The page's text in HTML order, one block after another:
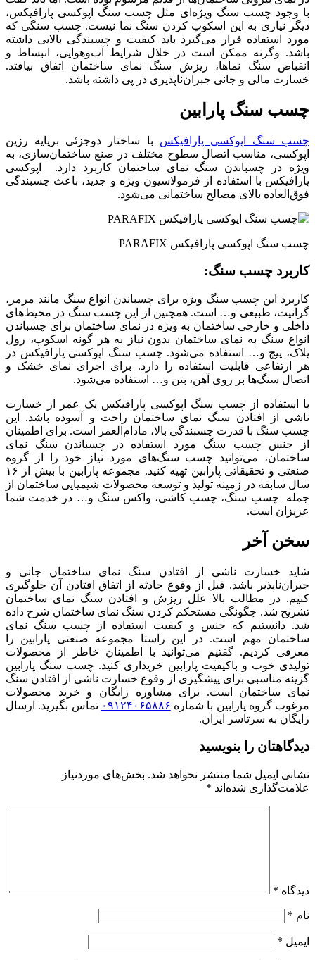
با وجود چسب سنگ ویژه‌ای مثل چسب سنگ اپوکسی پارافیکس،
دیگر نیازی به این اسکوپ کردن سنگ نما نیست. چسب سنگی که
مورد استفاده قرار می‌گیرد باید کیفیت و چسبندگی بالایی داشته
باشد. وگرنه ممکن است در خلال شرایط آب‌و‌هوایی، انبساط و
انقباض سنگ نماها، ریزش سنگ نمای ساختمان اتفاق بیافتد.
خسارت مالی و جانی جبران‌ناپذیری در پی داشته باشد.
چسب سنگ پارابین
چسب سنگ اپوکسی پارافیکس با ساختار دوجزئی برپایه رزین
اپوکسی، مناسب اتصال سطوح مختلف در صنع ساختمان‌سازی، به
ویژه در چسباندن سنگ نمای ساختمان کاربرد دارد. اپوکسی
پارافیکس با استفاده از فرمولاسیون ویژه و جدید، باعث چسبندگی
فوق‌العاده بالای مصالح ساختمانی می‌شود.
چسب سنگ اپوکسی پارافیکس PARAFIX
کاربرد چسب سنگ:
کاربرد این چسب سنگ ویژه برای چسباندن انواع سنگ مانند مرمر،
گرانیت، طبیعی و… است. همچنین از این چسب سنگ در محیط‌های
داخلی و خارجی ساختمان به ویژه در نمای ساختمان برای چسباندن
انواع سنگ به نمای ساختمان بدون نیاز به هر گونه اسکوپ، رول
پلاک، پیچ و… استفاده می‌شود. چسب سنگ اپوکسی پارافیکس در
هر ارتفاعی قابلیت استفاده را دارد. برای اجرای نمای خشک و
اتصال سنگ‌ها بر روی آهن، بتن و… استفاده می‌شود.
با استفاده از چسب سنگ اپوکسی پارافیکس یک عمر از خسارت
ناشی از افتادن سنگ نمای ساختمان راحت و آسوده باشد. این
چسب سنگ با قدرت چسبندگی بالا، مادام‌العمر است. برای اطمینان
از جنس چسب سنگ مورد استفاده در چسباندن سنگ نمای
ساختمان، می‌توانید چسب سنگ‌های مورد نیاز خود را از گروه
صنعتی و تحقیقاتی پارابین تهیه کنید. مجموعه پارابین با بیش از ۱۶
سال سابقه در زمینه تولید و توسعه محصولات شیمیایی ساختمان از
جمله چسب سنگ، چسب کاشی، واکس سنگ و… در خدمت شما
عزیزان است.
سخن آخر
شاید خسارت ناشی از افتادن سنگ نمای ساختمان جانی و
جبران‌ناپذیر باشد. قبل از وقوع حادثه از اتفاق افتادن آن جلوگیری
کنیم. در مطالب بالا علل ریزش و افتادن سنگ نمای ساختمان
تشریح شد. چگونگی مستحکم کردن سنگ نمای ساختمان شرح داده
شد. دانستیم که جنس و کیفیت استفاده از چسب سنگ نمای
ساختمان مهم است. در این راستا مجموعه صنعتی پارابین را
معرفی کردیم. گفتیم می‌توانید با اطمینان خاطر از محصولات
تولیدی خوب و باکیفیت پارابین خریداری کنید. چسب سنگ پارابین
گزینه مناسبی برای پیشگیری از وقوع خسارت ناشی از افتادن سنگ
نمای ساختمان است. برای مشاوره رایگان و خرید محصولات
مرغوب گروه پارابین با شماره ۰۹۱۲۴۰۶۵۸۸۶ تماس بگیرید. ارسال
رایگان به سرتاسر ایران.
دیدگاهتان را بنویسید
نشانی ایمیل شما منتشر نخواهد شد. بخش‌های موردنیاز
علامت‌گذاری شده‌اند *
دیدگاه *
نام *
ایمیل *